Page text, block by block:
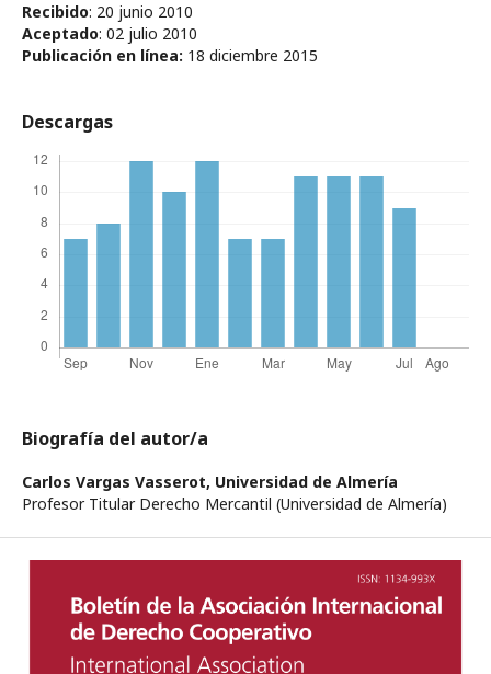
Recibido: 20 junio 2010
Aceptado: 02 julio 2010
Publicación en línea: 18 diciembre 2015
Descargas
Biografía del autor/a
Carlos Vargas Vasserot, Universidad de Almería
Profesor Titular Derecho Mercantil (Universidad de Almería)